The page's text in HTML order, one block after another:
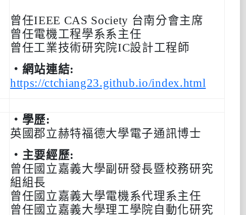
曾任IEEE CAS Society 台南分會主席
曾任電機工程學系系主任
曾任工業技術研究院IC設計工程師
‧網站連結:
https://ctchiang23.github.io/index.html
‧學歷:
英國郡立赫特福德大學電子通訊博士
‧主要經歷:
曾任國立嘉義大學副研發長暨校務研究
組組長
曾任國立嘉義大學電機系代理系主任
曾任國立嘉義大學理工學院自動化研究